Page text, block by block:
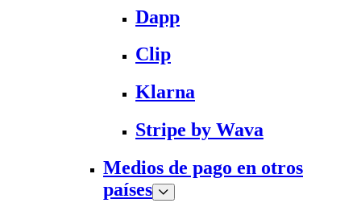
Dapp
Clip
Klarna
Stripe by Wava
Medios de pago en otros
países